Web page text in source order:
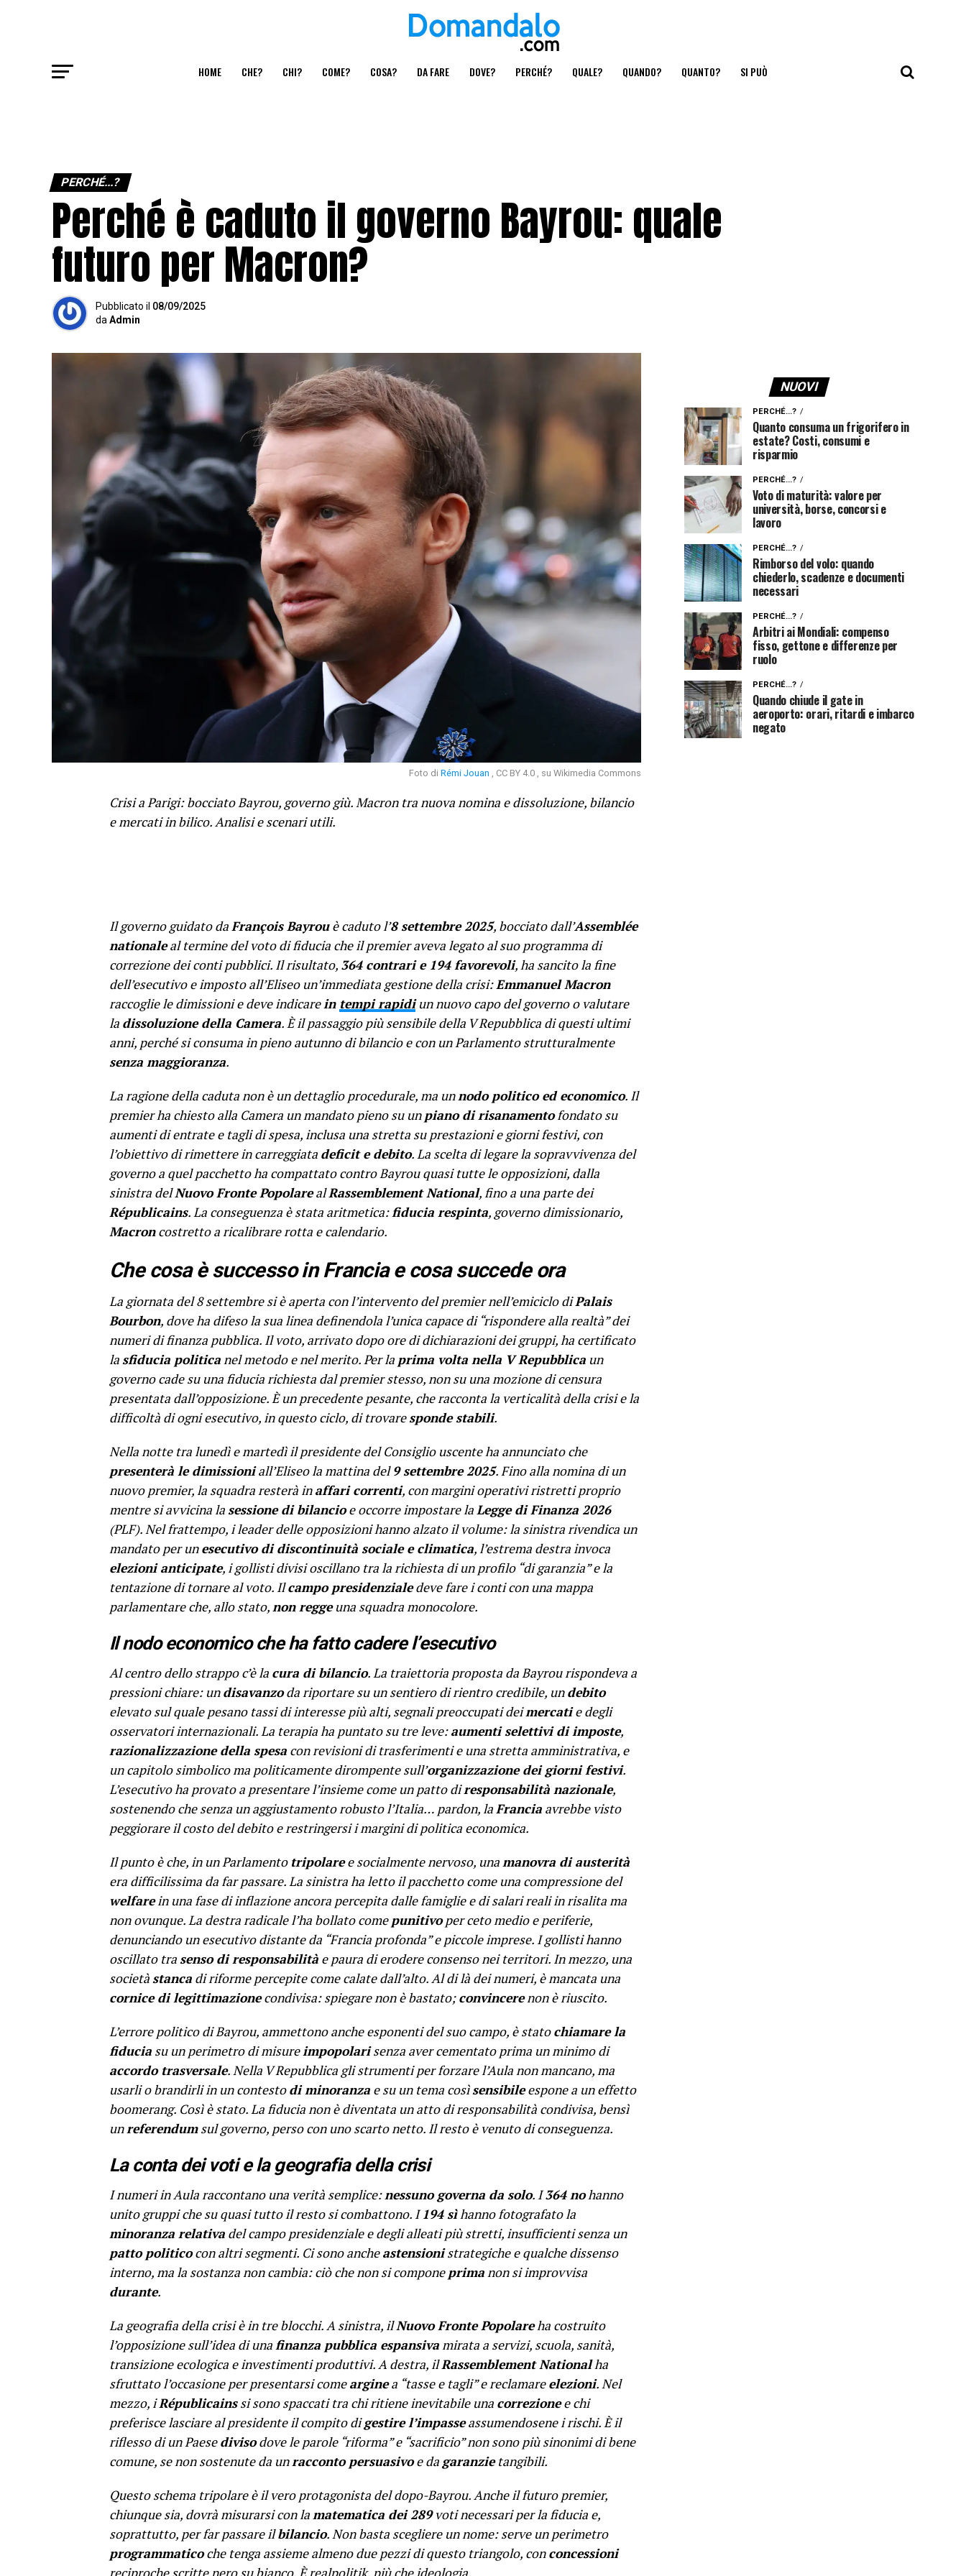
HOME CHE? CHI? COME? COSA? DA FARE DOVE? PERCHÉ? QUALE? QUANDO? QUANTO? SI PUÒ
PERCHÉ...?
Perché è caduto il governo Bayrou: quale
futuro per Macron?
Pubblicato il 08/09/2025
da Admin
Foto di Rémi Jouan , CC BY 4.0 , su Wikimedia Commons
Crisi a Parigi: bocciato Bayrou, governo giù. Macron tra nuova nomina e dissoluzione, bilancio
e mercati in bilico. Analisi e scenari utili.
Il governo guidato daFrançois Bayrouè caduto l’8 settembre 2025, bocciato dall’Assemblée
nationaleal termine del voto di fiducia che il premier aveva legato al suo programma di
correzione dei conti pubblici. Il risultato, 364 contrari e 194 favorevoli, ha sancito la fine
dell’esecutivo e imposto all’Eliseo un’immediata gestione della crisi:Emmanuel Macron
raccoglie le dimissioni e deve indicarein tempi rapidiun nuovo capo del governo o valutare
la dissoluzione della Camera. È il passaggio più sensibile della V Repubblica di questi ultimi
anni, perché si consuma in pieno autunno di bilancio e con un Parlamento strutturalmente
senza maggioranza.
La ragione della caduta non è un dettaglio procedurale, ma unnodo politico ed economico. Il
premier ha chiesto alla Camera un mandato pieno su unpiano di risanamentofondato su
aumenti di entrate e tagli di spesa, inclusa una stretta su prestazioni e giorni festivi, con
l’obiettivo di rimettere in carreggiata deficit e debito. La scelta di legare la sopravvivenza del
governo a quel pacchetto ha compattato contro Bayrou quasi tutte le opposizioni, dalla
sinistra delNuovo Fronte PopolarealRassemblement National, fino a una parte dei
Républicains. La conseguenza è stata aritmetica:fiducia respinta, governo dimissionario,
Macroncostretto a ricalibrare rotta e calendario.
Che cosa è successo in Francia e cosa succede ora
La giornata del 8 settembre si è aperta con l’intervento del premier nell’emiciclo diPalais
Bourbon, dove ha difeso la sua linea definendola l’unica capace di “rispondere alla realtà” dei
numeri di finanza pubblica. Il voto, arrivato dopo ore di dichiarazioni dei gruppi, ha certificato
lasfiducia politicanel metodo e nel merito. Per la prima volta nella V Repubblica un
governo cade su una fiducia richiesta dal premier stesso, non su una mozione di censura
presentata dall’opposizione. È un precedente pesante, che racconta la verticalità della crisi e la
difficoltà di ogni esecutivo, in questo ciclo, di trovaresponde stabili.
Nella notte tra lunedì e martedì il presidente del Consiglio uscente ha annunciato che
presenterà le dimissioniall’Eliseo la mattina del9 settembre 2025. Fino alla nomina di un
nuovo premier, la squadra resterà inaffari correnti, con margini operativi ristretti proprio
mentre si avvicina lasessione di bilancioe occorre impostare laLegge di Finanza 2026
(PLF). Nel frattempo, i leader delle opposizioni hanno alzato il volume: la sinistra rivendica un
mandato per unesecutivo di discontinuità sociale e climatica, l’estrema destra invoca
elezioni anticipate, i gollisti divisi oscillano tra la richiesta di un profilo “di garanzia” e la
tentazione di tornare al voto. Ilcampo presidenzialedeve fare i conti con una mappa
parlamentare che, allo stato,non reggeuna squadra monocolore.
Il nodo economico che ha fatto cadere l’esecutivo
Al centro dello strappo c’è la cura di bilancio. La traiettoria proposta da Bayrou rispondeva a
pressioni chiare: undisavanzoda riportare su un sentiero di rientro credibile, undebito
elevato sul quale pesano tassi di interesse più alti, segnali preoccupati deimercatie degli
osservatori internazionali. La terapia ha puntato su tre leve:aumenti selettivi di imposte,
razionalizzazione della spesa con revisioni di trasferimenti e una stretta amministrativa, e
un capitolo simbolico ma politicamente dirompente sull’organizzazione dei giorni festivi.
L’esecutivo ha provato a presentare l’insieme come un patto diresponsabilità nazionale,
sostenendo che senza un aggiustamento robusto l’Italia… pardon, laFrancia avrebbe visto
peggiorare il costo del debito e restringersi i margini di politica economica.
Il punto è che, in un Parlamento tripolaree socialmente nervoso, unamanovra di austerità
era difficilissima da far passare. La sinistra ha letto il pacchetto come una compressione del
welfarein una fase di inflazione ancora percepita dalle famiglie e di salari reali in risalita ma
non ovunque. La destra radicale l’ha bollato comepunitivoper ceto medio e periferie,
denunciando un esecutivo distante da “Francia profonda” e piccole imprese. I gollisti hanno
oscillato trasenso di responsabilità e paura di erodere consenso nei territori. In mezzo, una
societàstanca di riforme percepite come calate dall’alto. Al di là dei numeri, è mancata una
cornice di legittimazionecondivisa: spiegare non è bastato;convincerenon è riuscito.
L’errore politico di Bayrou, ammettono anche esponenti del suo campo, è statochiamare la
fiducia su un perimetro di misureimpopolarisenza aver cementato prima un minimo di
accordo trasversale. Nella V Repubblica gli strumenti per forzare l’Aula non mancano, ma
usarli o brandirli in un contestodi minoranza e su un tema cosìsensibileespone a un effetto
boomerang. Così è stato. La fiducia non è diventata un atto di responsabilità condivisa, bensì
unreferendumsul governo, perso con uno scarto netto. Il resto è venuto di conseguenza.
La conta dei voti e la geografia della crisi
I numeri in Aula raccontano una verità semplice:nessuno governa da solo. I364 nohanno
unito gruppi che su quasi tutto il resto si combattono. I194 sìhanno fotografato la
minoranza relativa del campo presidenziale e degli alleati più stretti, insufficienti senza un
patto politicocon altri segmenti. Ci sono ancheastensionistrategiche e qualche dissenso
interno, ma la sostanza non cambia: ciò che non si componeprimanon si improvvisa
durante.
La geografia della crisi è in tre blocchi. A sinistra, ilNuovo Fronte Popolareha costruito
l’opposizione sull’idea di unafinanza pubblica espansivamirata a servizi, scuola, sanità,
transizione ecologica e investimenti produttivi. A destra, ilRassemblement Nationalha
sfruttato l’occasione per presentarsi comearginea “tasse e tagli” e reclamareelezioni. Nel
mezzo, iRépublicainssi sono spaccati tra chi ritiene inevitabile una correzionee chi
preferisce lasciare al presidente il compito digestire l’impasseassumendosene i rischi. È il
riflesso di un Paesedivisodove le parole “riforma” e “sacrificio” non sono più sinonimi di bene
comune, se non sostenute da unracconto persuasivoe da garanzietangibili.
Questo schema tripolare è il vero protagonista del dopo-Bayrou. Anche il futuro premier,
chiunque sia, dovrà misurarsi con lamatematica dei 289voti necessari per la fiducia e,
soprattutto, per far passare ilbilancio. Non basta scegliere un nome: serve un perimetro
programmaticoche tenga assieme almeno due pezzi di questo triangolo, conconcessioni
reciproche scritte nero su bianco. È realpolitik, più che ideologia.
NUOVI
PERCHÉ...?
Quanto consuma un frigorifero in
estate? Costi, consumi e
risparmio
PERCHÉ...?
Voto di maturità: valore per
università, borse, concorsi e
lavoro
PERCHÉ...?
Rimborso del volo: quando
chiederlo, scadenze e documenti
necessari
PERCHÉ...?
Arbitri ai Mondiali: compenso
fisso, gettone e differenze per
ruolo
PERCHÉ...?
Quando chiude il gate in
aeroporto: orari, ritardi e imbarco
negato